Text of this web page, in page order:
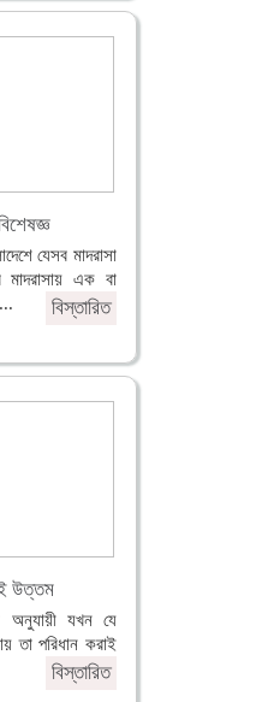
যেসব মাদরাসা
এক বা
বিস্তারিত
উত্তম
অনুযায়ী যখন যে
তা পরিধান করাই
বিস্তারিত